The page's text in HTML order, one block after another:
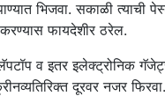
भिजवा. सकाळी त्याची
फायदेशीर ठरेल.
व इतर इलेक्ट्रोनिक
दूरवर नजर फिरवा.